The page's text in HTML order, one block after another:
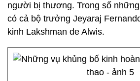
người bị thương. Trong số
có cả bộ trưởng Jeyaraj
kinh Lakshman de Alwis.